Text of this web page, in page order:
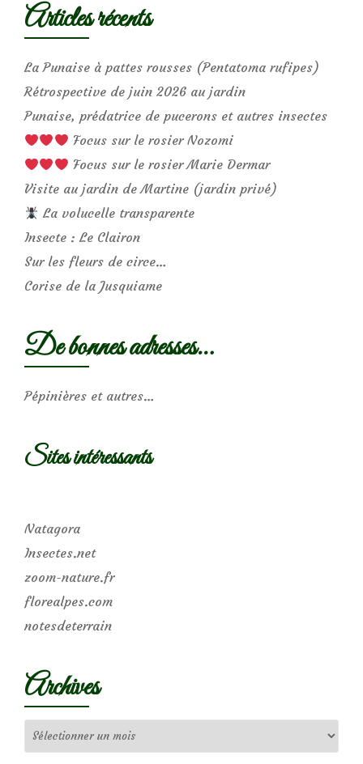
Articles récents
La Punaise à pattes rousses (Pentatoma rufipes)
Rétrospective de juin 2026 au jardin
Punaise, prédatrice de pucerons et autres insectes
Focus sur le rosier Nozomi
Focus sur le rosier Marie Dermar
Visite au jardin de Martine (jardin privé)
La volucelle transparente
Insecte : Le Clairon
Sur les fleurs de circe…
Corise de la Jusquiame
De bonnes adresses…
Pépinières et autres…
Sites intéressants
Natagora
Insectes.net
zoom-nature.fr
florealpes.com
notesdeterrain
Archives